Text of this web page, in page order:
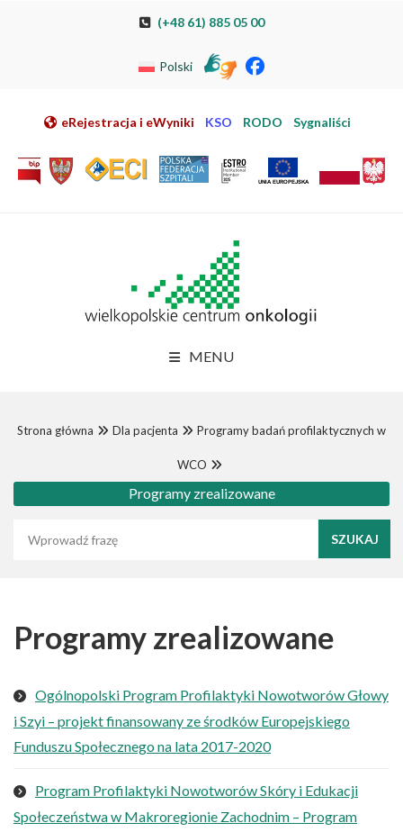
Przeskocz do nawigacji
Przejdź do mapy strony
Przejdź do elektronicznej rejestracji pacjenta
(+48 61) 885 05 00
Polski
eRejestracja i eWyniki KSO RODO Sygnaliści
MENU
Strona główna Dla pacjenta Programy badań profilaktycznych w
WCO
Programy zrealizowane
Programy zrealizowane
Ogólnopolski Program Profilaktyki Nowotworów Głowy
i Szyi – projekt finansowany ze środków Europejskiego
Funduszu Społecznego na lata 2017-2020
Program Profilaktyki Nowotworów Skóry i Edukacji
Społeczeństwa w Makroregionie Zachodnim – Program